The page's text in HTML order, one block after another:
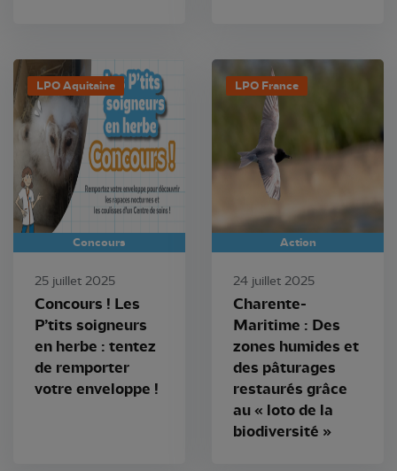
LPO Aquitaine
Concours
25 juillet 2025
Concours ! Les
P’tits soigneurs
en herbe : tentez
de remporter
votre enveloppe !
LPO France
Action
24 juillet 2025
Charente-
Maritime : Des
zones humides et
des pâturages
restaurés grâce
au « loto de la
biodiversité »